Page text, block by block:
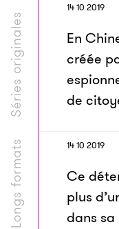
Longs formats
Séries originales
14 10 2019
En
créée
de
14 10 2019
Ce
plus
dans